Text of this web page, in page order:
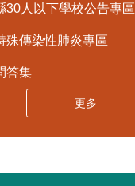
30人以下學校公告專區
殊傳染性肺炎專區
答集
更多